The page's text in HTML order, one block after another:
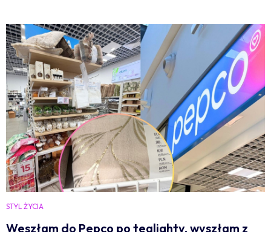
STYL ŻYCIA
Weszłam do Pepco po tealighty, wyszłam z